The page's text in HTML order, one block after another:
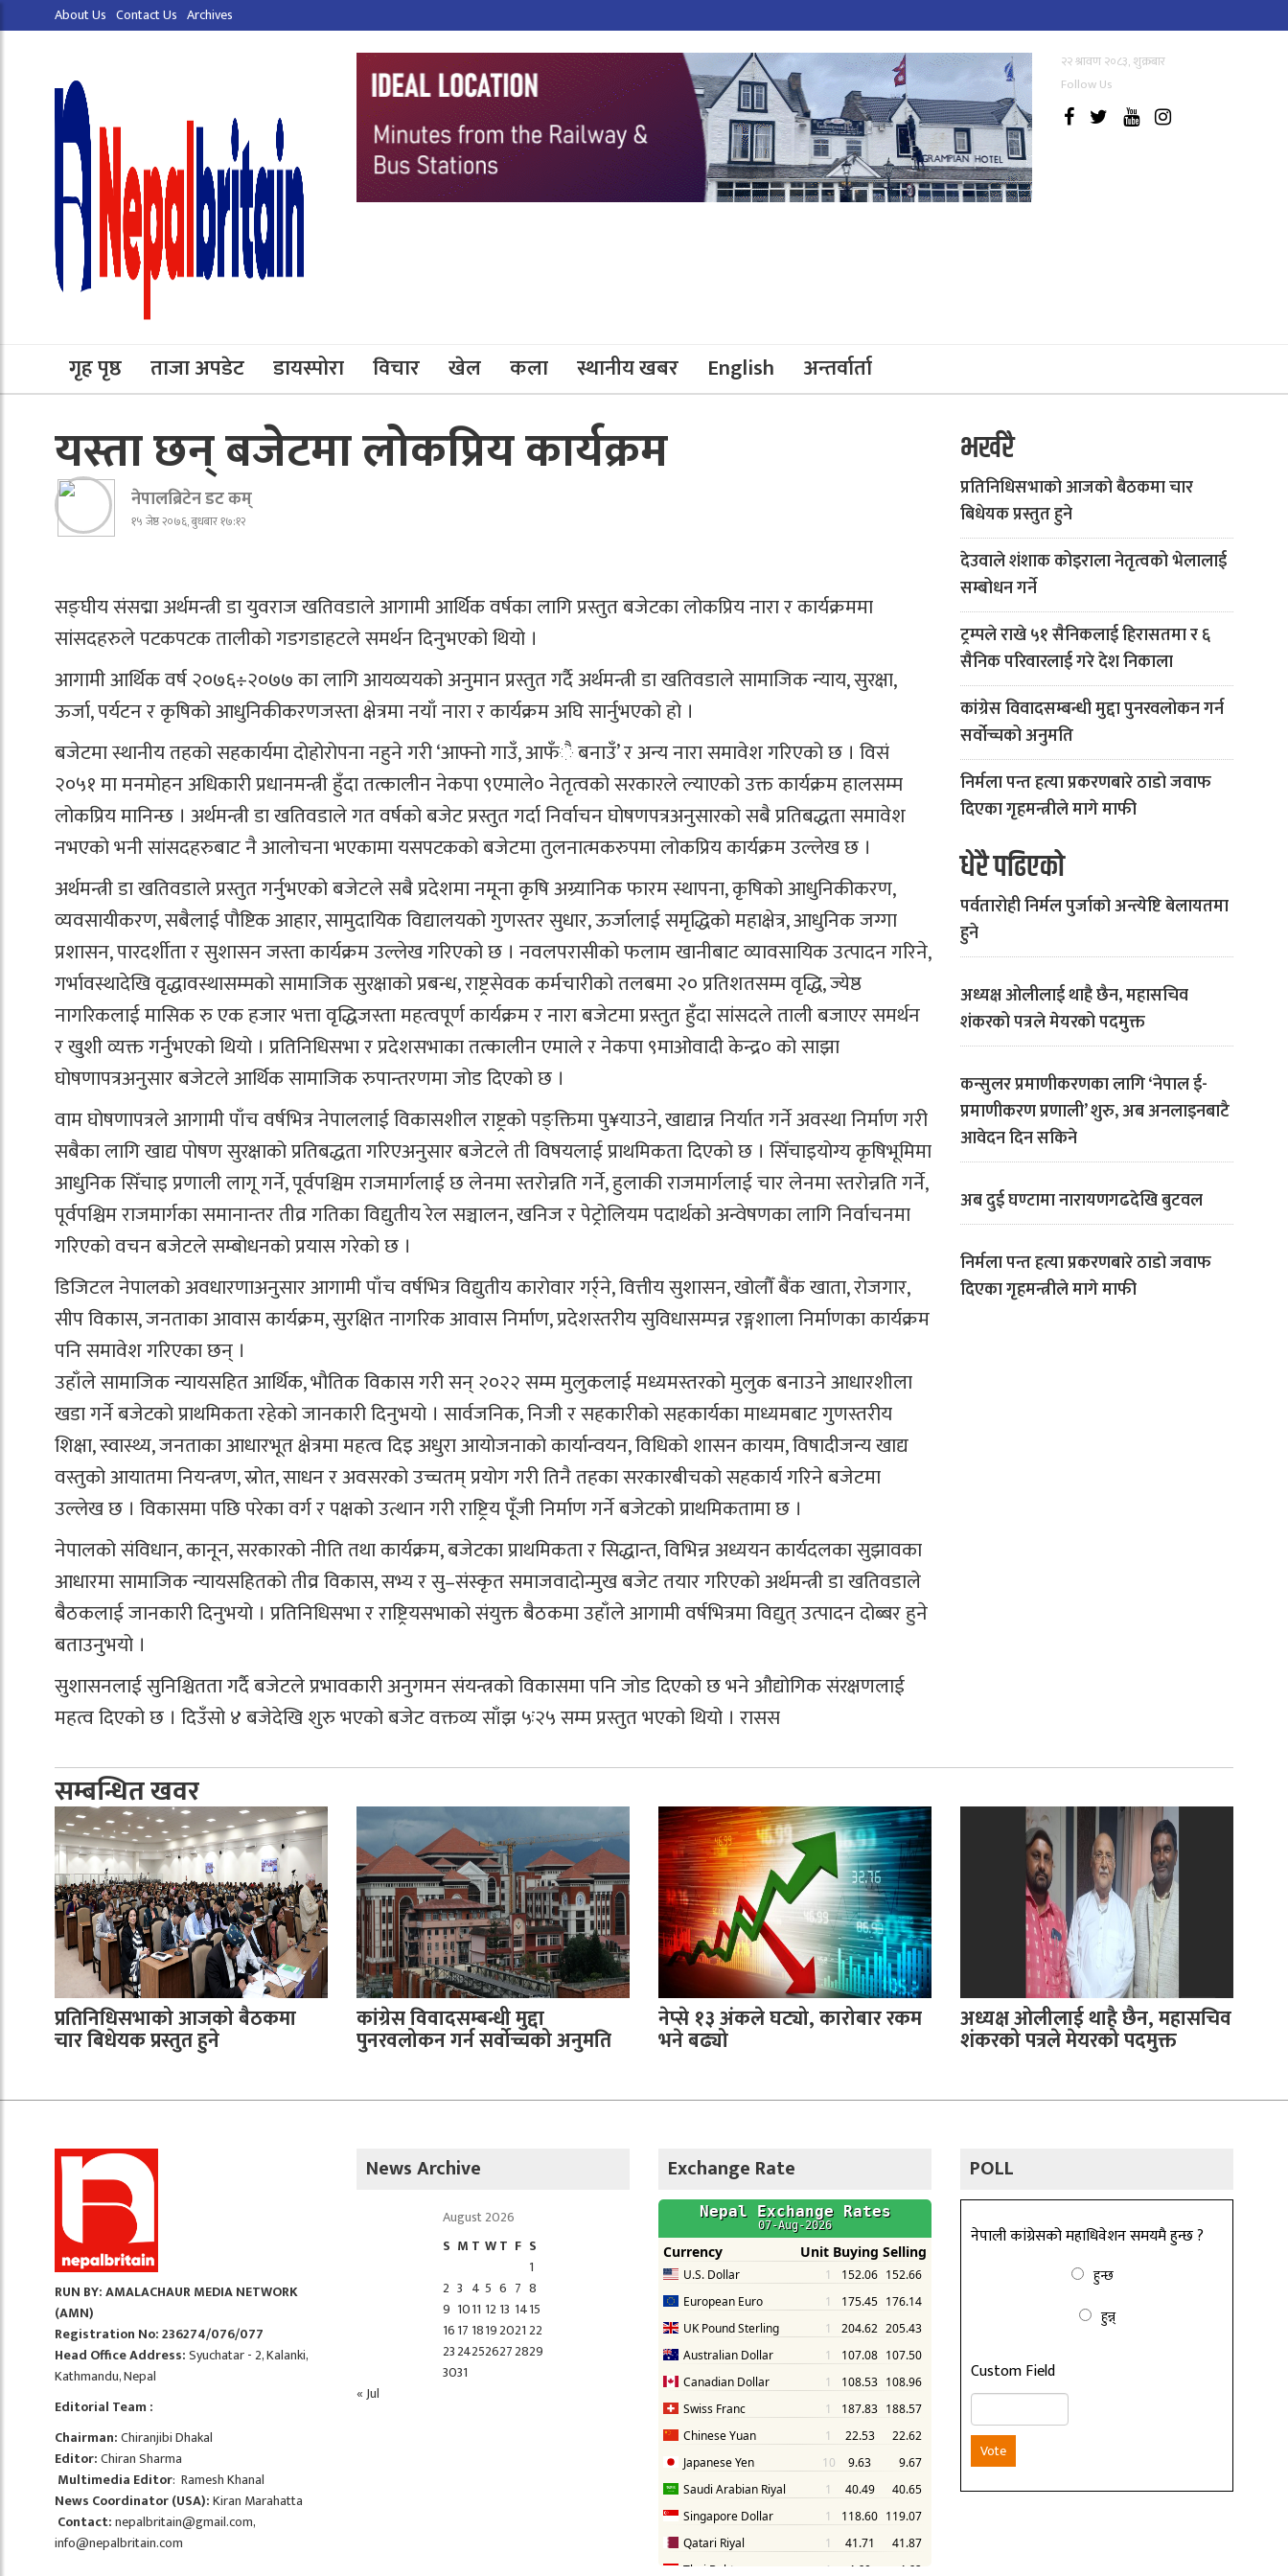
About Us Contact Us Archives
२२ श्रावण २०८३, शुक्रबार
Follow Us
गृह पृष्ठ ताजा अपडेट डायस्पोरा विचार खेल कला स्थानीय खबर English अन्तर्वार्ता
यस्ता छन् बजेटमा लोकप्रिय कार्यक्रम
नेपालब्रिटेन डट कम्
१५ जेष्ठ २०७६, बुधबार १७:१२
सङ्घीय संसद्मा अर्थमन्त्री डा युवराज खतिवडाले आगामी आर्थिक वर्षका लागि प्रस्तुत बजेटका लोकप्रिय नारा र कार्यक्रममा
सांसदहरुले पटकपटक तालीको गडगडाहटले समर्थन दिनुभएको थियो ।
आगामी आर्थिक वर्ष २०७६÷२०७७ का लागि आयव्ययको अनुमान प्रस्तुत गर्दै अर्थमन्त्री डा खतिवडाले सामाजिक न्याय, सुरक्षा,
ऊर्जा, पर्यटन र कृषिको आधुनिकीकरणजस्ता क्षेत्रमा नयाँ नारा र कार्यक्रम अघि सार्नुभएको हो ।
बजेटमा स्थानीय तहको सहकार्यमा दोहोरोपना नहुने गरी ‘आफ्नो गाउँ, आफँै बनाउँ’ र अन्य नारा समावेश गरिएको छ । विसं
२०५१ मा मनमोहन अधिकारी प्रधानमन्त्री हुँदा तत्कालीन नेकपा ९एमाले० नेतृत्वको सरकारले ल्याएको उक्त कार्यक्रम हालसम्म
लोकप्रिय मानिन्छ । अर्थमन्त्री डा खतिवडाले गत वर्षको बजेट प्रस्तुत गर्दा निर्वाचन घोषणपत्रअनुसारको सबै प्रतिबद्धता समावेश
नभएको भनी सांसदहरुबाट नै आलोचना भएकामा यसपटकको बजेटमा तुलनात्मकरुपमा लोकप्रिय कार्यक्रम उल्लेख छ ।
अर्थमन्त्री डा खतिवडाले प्रस्तुत गर्नुभएको बजेटले सबै प्रदेशमा नमूना कृषि अग्र्यानिक फारम स्थापना, कृषिको आधुनिकीकरण,
व्यवसायीकरण, सबैलाई पौष्टिक आहार, सामुदायिक विद्यालयको गुणस्तर सुधार, ऊर्जालाई समृद्धिको महाक्षेत्र, आधुनिक जग्गा
प्रशासन, पारदर्शीता र सुशासन जस्ता कार्यक्रम उल्लेख गरिएको छ । नवलपरासीको फलाम खानीबाट व्यावसायिक उत्पादन गरिने,
गर्भावस्थादेखि वृद्धावस्थासम्मको सामाजिक सुरक्षाको प्रबन्ध, राष्ट्रसेवक कर्मचारीको तलबमा २० प्रतिशतसम्म वृद्धि, ज्येष्ठ
नागरिकलाई मासिक रु एक हजार भत्ता वृद्धिजस्ता महत्वपूर्ण कार्यक्रम र नारा बजेटमा प्रस्तुत हुँदा सांसदले ताली बजाएर समर्थन
र खुशी व्यक्त गर्नुभएको थियो । प्रतिनिधिसभा र प्रदेशसभाका तत्कालीन एमाले र नेकपा ९माओवादी केन्द्र० को साझा
घोषणापत्रअनुसार बजेटले आर्थिक सामाजिक रुपान्तरणमा जोड दिएको छ ।
वाम घोषणापत्रले आगामी पाँच वर्षभित्र नेपाललाई विकासशील राष्ट्रको पङ्क्तिमा पु¥याउने, खाद्यान्न निर्यात गर्ने अवस्था निर्माण गरी
सबैका लागि खाद्य पोषण सुरक्षाको प्रतिबद्धता गरिएअनुसार बजेटले ती विषयलाई प्राथमिकता दिएको छ । सिँचाइयोग्य कृषिभूमिमा
आधुनिक सिँचाइ प्रणाली लागू गर्ने, पूर्वपश्चिम राजमार्गलाई छ लेनमा स्तरोन्नति गर्ने, हुलाकी राजमार्गलाई चार लेनमा स्तरोन्नति गर्ने,
पूर्वपश्चिम राजमार्गका समानान्तर तीव्र गतिका विद्युतीय रेल सञ्चालन, खनिज र पेट्रोलियम पदार्थको अन्वेषणका लागि निर्वाचनमा
गरिएको वचन बजेटले सम्बोधनको प्रयास गरेको छ ।
डिजिटल नेपालको अवधारणाअनुसार आगामी पाँच वर्षभित्र विद्युतीय कारोवार गर्र्ने, वित्तीय सुशासन, खोलौँ बैंक खाता, रोजगार,
सीप विकास, जनताका आवास कार्यक्रम, सुरक्षित नागरिक आवास निर्माण, प्रदेशस्तरीय सुविधासम्पन्न रङ्गशाला निर्माणका कार्यक्रम
पनि समावेश गरिएका छन् ।
उहाँले सामाजिक न्यायसहित आर्थिक, भौतिक विकास गरी सन् २०२२ सम्म मुलुकलाई मध्यमस्तरको मुलुक बनाउने आधारशीला
खडा गर्ने बजेटको प्राथमिकता रहेको जानकारी दिनुभयो । सार्वजनिक, निजी र सहकारीको सहकार्यका माध्यमबाट गुणस्तरीय
शिक्षा, स्वास्थ्य, जनताका आधारभूत क्षेत्रमा महत्व दिइ अधुरा आयोजनाको कार्यान्वयन, विधिको शासन कायम, विषादीजन्य खाद्य
वस्तुको आयातमा नियन्त्रण, स्रोत, साधन र अवसरको उच्चतम् प्रयोग गरी तिनै तहका सरकारबीचको सहकार्य गरिने बजेटमा
उल्लेख छ । विकासमा पछि परेका वर्ग र पक्षको उत्थान गरी राष्ट्रिय पूँजी निर्माण गर्ने बजेटको प्राथमिकतामा छ ।
नेपालको संविधान, कानून, सरकारको नीति तथा कार्यक्रम, बजेटका प्राथमिकता र सिद्धान्त, विभिन्न अध्ययन कार्यदलका सुझावका
आधारमा सामाजिक न्यायसहितको तीव्र विकास, सभ्य र सु–संस्कृत समाजवादोन्मुख बजेट तयार गरिएको अर्थमन्त्री डा खतिवडाले
बैठकलाई जानकारी दिनुभयो । प्रतिनिधिसभा र राष्ट्रियसभाको संयुक्त बैठकमा उहाँले आगामी वर्षभित्रमा विद्युत् उत्पादन दोब्बर हुने
बताउनुभयो ।
सुशासनलाई सुनिश्चितता गर्दै बजेटले प्रभावकारी अनुगमन संयन्त्रको विकासमा पनि जोड दिएको छ भने औद्योगिक संरक्षणलाई
महत्व दिएको छ । दिउँसो ४ बजेदेखि शुरु भएको बजेट वक्तव्य साँझ ५ः२५ सम्म प्रस्तुत भएको थियो । रासस
भर्खरै
प्रतिनिधिसभाको आजको बैठकमा चार
बिधेयक प्रस्तुत हुने
देउवाले शंशाक कोइराला नेतृत्वको भेलालाई
सम्बोधन गर्ने
ट्रम्पले राखे ५१ सैनिकलाई हिरासतमा र ६
सैनिक परिवारलाई गरे देश निकाला
कांग्रेस विवादसम्बन्धी मुद्दा पुनरवलोकन गर्न
सर्वोच्चको अनुमति
निर्मला पन्त हत्या प्रकरणबारे ठाडो जवाफ
दिएका गृहमन्त्रीले मागे माफी
धेरै पढिएको
पर्वतारोही निर्मल पुर्जाको अन्त्येष्टि बेलायतमा
हुने
अध्यक्ष ओलीलाई थाहै छैन, महासचिव
शंकरको पत्रले मेयरको पदमुक्त
कन्सुलर प्रमाणीकरणका लागि ‘नेपाल ई-
प्रमाणीकरण प्रणाली’ शुरु, अब अनलाइनबाटै
आवेदन दिन सकिने
अब दुई घण्टामा नारायणगढदेखि बुटवल
निर्मला पन्त हत्या प्रकरणबारे ठाडो जवाफ
दिएका गृहमन्त्रीले मागे माफी
सम्बन्धित खवर
प्रतिनिधिसभाको आजको बैठकमा
चार बिधेयक प्रस्तुत हुने
कांग्रेस विवादसम्बन्धी मुद्दा
पुनरवलोकन गर्न सर्वोच्चको अनुमति
नेप्से १३ अंकले घट्यो, कारोबार रकम
भने बढ्यो
अध्यक्ष ओलीलाई थाहै छैन, महासचिव
शंकरको पत्रले मेयरको पदमुक्त
RUN BY: AMALACHAUR MEDIA NETWORK
(AMN)
Registration No: 236274/076/077
Head Office Address:Syuchatar - 2, Kalanki,
Kathmandu, Nepal
Editorial Team :
Chairman:Chiranjibi Dhakal
Editor:Chiran Sharma
Multimedia Editor: Ramesh Khanal
News Coordinator (USA):Kiran Marahatta
Contact:nepalbritain@gmail.com,
info@nepalbritain.com
News Archive
August 2026
S M T WT F S
1
2 3 4 5 6 7 8
9 1011 12 13 1415
1617 1819202122
23242526272829
3031
« Jul
Exchange Rate POLL
नेपाली कांग्रेसको महाधिवेशन समयमै हुन्छ ?
हुन्छ
हुन्न्
Custom Field
Vote